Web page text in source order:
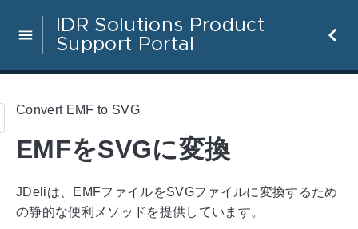
IDR Solutions Product
Support Portal
Convert EMF to SVG
EMFをSVGに変換
JDeliは、EMFファイルをSVGファイルに変換するため
の静的な便利メソッドを提供しています。